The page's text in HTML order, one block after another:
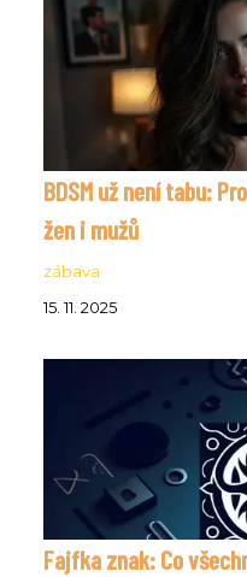
BDSM už není tabu:
žen i mužů
zábava
15. 11. 2025
Fajfka znak: Co